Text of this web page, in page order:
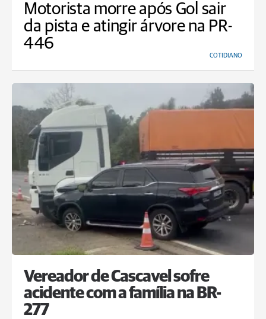
Motorista morre após Gol sair
da pista e atingir árvore na PR-
446
COTIDIANO
Vereador de Cascavel sofre
acidente com a família na BR-
277